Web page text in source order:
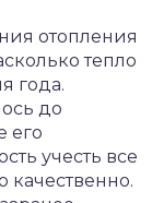
отопления
тепло
года.
до
его
учесть все
качественно.